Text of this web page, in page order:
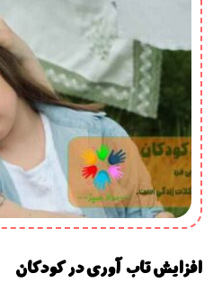
افزایش تاب آوری در کودکان